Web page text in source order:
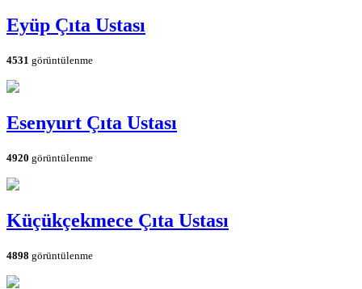
Eyüp Çıta Ustası
4531 görüntülenme
Esenyurt Çıta Ustası
4920 görüntülenme
Küçükçekmece Çıta Ustası
4898 görüntülenme